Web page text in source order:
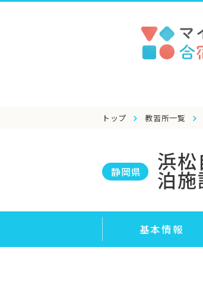
トップ 教習所一覧
静岡県 浜
泊施
基本情報